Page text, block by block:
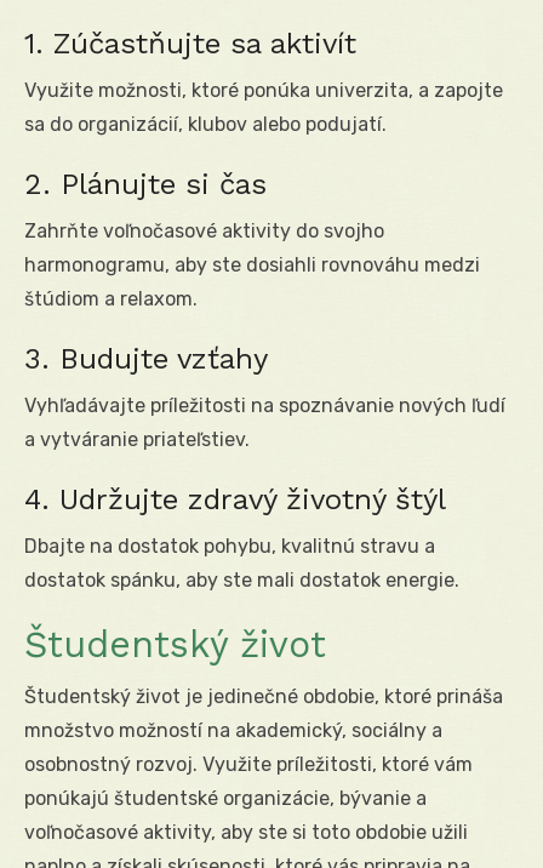
1. Zúčastňujte sa aktivít
Využite možnosti, ktoré ponúka univerzita, a zapojte
sa do organizácií, klubov alebo podujatí.
2. Plánujte si čas
Zahrňte voľnočasové aktivity do svojho
harmonogramu, aby ste dosiahli rovnováhu medzi
štúdiom a relaxom.
3. Budujte vzťahy
Vyhľadávajte príležitosti na spoznávanie nových ľudí
a vytváranie priateľstiev.
4. Udržujte zdravý životný štýl
Dbajte na dostatok pohybu, kvalitnú stravu a
dostatok spánku, aby ste mali dostatok energie.
Študentský život
Študentský život je jedinečné obdobie, ktoré prináša
množstvo možností na akademický, sociálny a
osobnostný rozvoj. Využite príležitosti, ktoré vám
ponúkajú študentské organizácie, bývanie a
voľnočasové aktivity, aby ste si toto obdobie užili